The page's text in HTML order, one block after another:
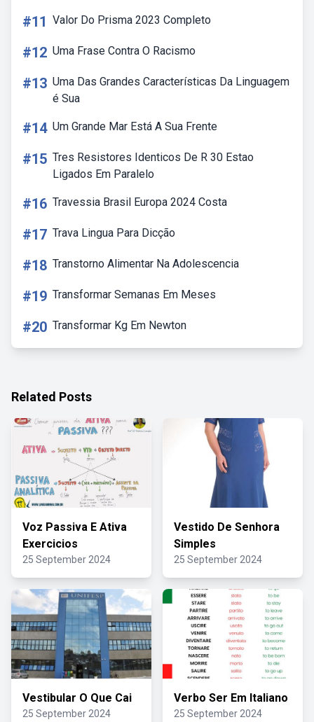
#11 Valor Do Prisma 2023 Completo
#12 Uma Frase Contra O Racismo
#13 Uma Das Grandes Características Da Linguagem
é Sua
#14 Um Grande Mar Está A Sua Frente
#15 Tres Resistores Identicos De R 30 Estao
Ligados Em Paralelo
#16 Travessia Brasil Europa 2024 Costa
#17 Trava Lingua Para Dicção
#18 Transtorno Alimentar Na Adolescencia
#19 Transformar Semanas Em Meses
#20 Transformar Kg Em Newton
Related Posts
Voz Passiva E Ativa
Exercicios
25 September 2024
Vestido De Senhora
Simples
25 September 2024
Vestibular O Que Cai
25 September 2024
Verbo Ser Em Italiano
25 September 2024